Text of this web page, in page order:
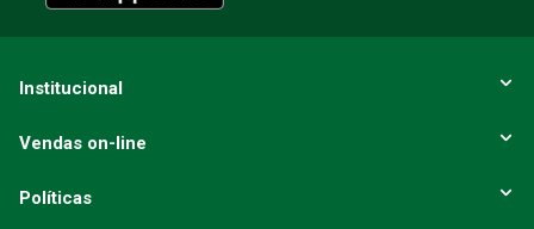
ENVIAR AVALIAÇÃO
Institucional
Vendas on-line
Políticas